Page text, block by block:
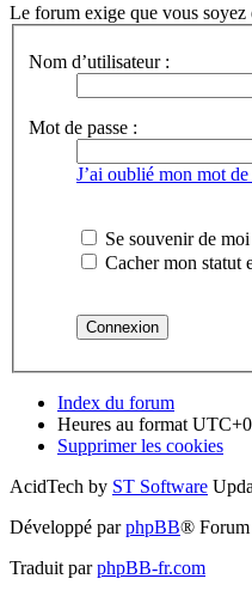
Le forum exige que vous
Nom d’utilisateur :
Mot de passe :
J’ai oublié mon mot de
Se souvenir de moi
Cacher mon statut
Index du forum
Heures au format
Supprimer les cookies
AcidTech by ST Software
Développé parphpBB®
Traduit parphpBB-fr.com